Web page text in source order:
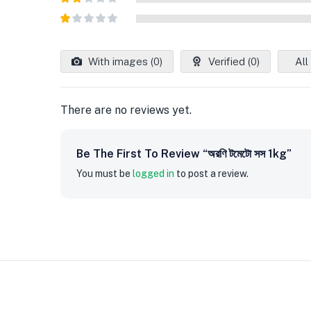
out of
5
Rated
2out
5
With images (0) Verified (0) All
There are no reviews yet.
Be The First To Review “অরণি টমেটো সস 1kg”
You must be logged in to post a review.